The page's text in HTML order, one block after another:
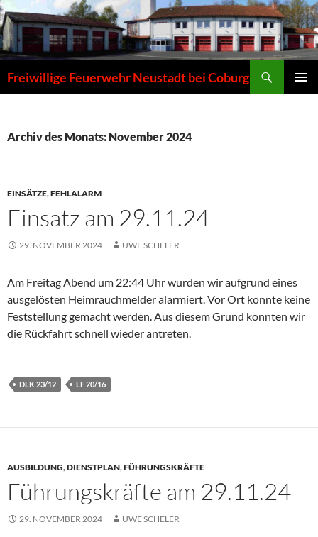
Zum
Inhalt
springen
Freiwillige Feuerwehr Neustadt bei Coburg
Archiv des Monats: November 2024
EINSÄTZE,FEHLALARM
Einsatz am 29.11.24
29. NOVEMBER 2024 UWE SCHELER
Am Freitag Abend um 22:44 Uhr wurden wir aufgrund eines
ausgelösten Heimrauchmelder alarmiert. Vor Ort konnte keine
Feststellung gemacht werden. Aus diesem Grund konnten wir
die Rückfahrt schnell wieder antreten.
DLK 23/12 LF 20/16
AUSBILDUNG,DIENSTPLAN,FÜHRUNGSKRÄFTE
Führungskräfte am 29.11.24
29. NOVEMBER 2024 UWE SCHELER